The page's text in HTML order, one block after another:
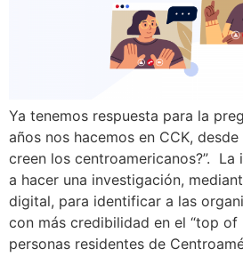
Ya tenemos respuesta para la
años nos hacemos en CCK, desde
creen los centroamericanos?”.
a hacer una investigación,
digital, para identificar a las
con más credibilidad en el “top of
personas residentes de